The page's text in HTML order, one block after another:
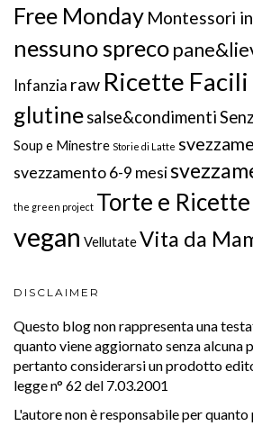
Free Monday Montessori
nessuno spreco
Infanzia raw Ricette Facili
glutinesalse&condimenti
Soup e Minestre Storie di Latte
svezzamento 6-9 mesi
the green project Torte e
vegan VellutateVita da
DISCLAIMER
Questo blog non rappresenta una
quanto viene aggiornato senza alcuna
pertanto considerarsi un prodotto
legge n° 62 del 7.03.2001
L'autore non è responsabile per